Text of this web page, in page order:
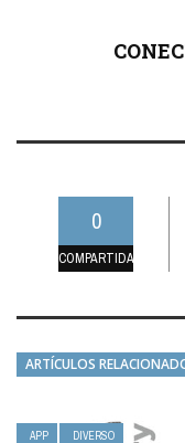
0
COMPARTIDAS
ARTÍCULOS
APP DIVERSO